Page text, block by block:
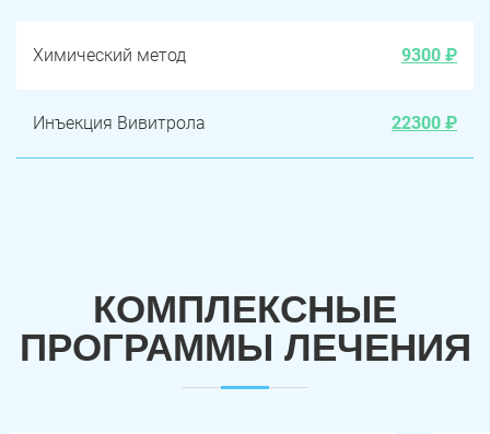
Химический метод 9300 ₽
Инъекция Вивитрола 22300 ₽
КОМПЛЕКСНЫЕ
ПРОГРАММЫ ЛЕЧЕНИЯ